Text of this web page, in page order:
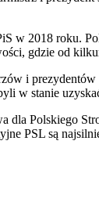
w 2018 roku.
gdzie od
i
w stanie
Polskiego
PSL są